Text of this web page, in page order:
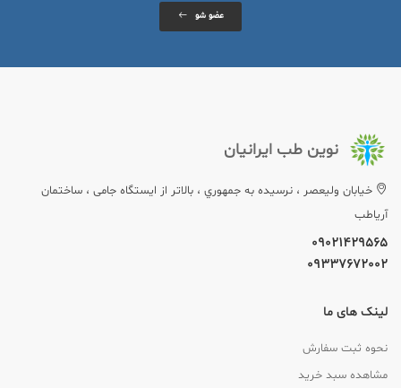
عضو شو
نوین طب ایرانیان
خيابان وليعصر ، نرسيده به جمهوري ، بالاتر از ایستگاه جامی ، ساختمان
آریاطب
09021429565
09337672002
لینک های ما
نحوه ثبت سفارش
مشاهده سبد خرید